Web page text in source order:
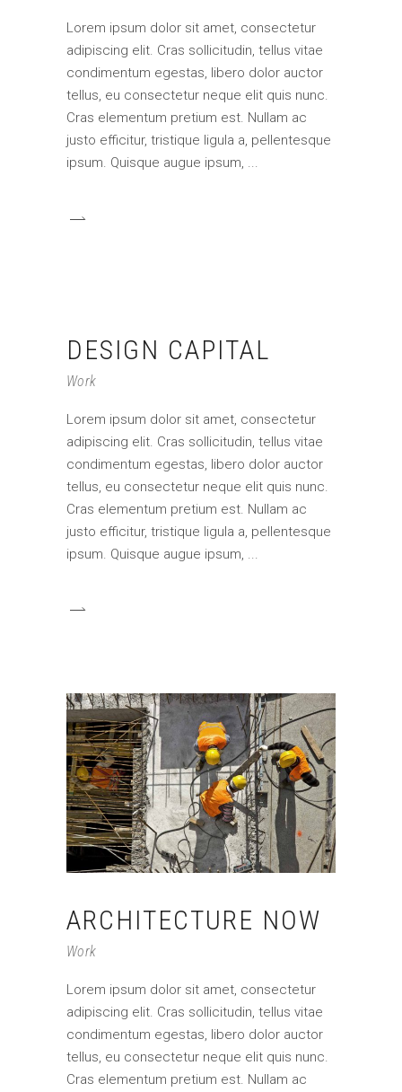
Lorem ipsum dolor sit amet, consectetur
adipiscing elit. Cras sollicitudin, tellus vitae
condimentum egestas, libero dolor auctor
tellus, eu consectetur neque elit quis nunc.
Cras elementum pretium est. Nullam ac
justo efficitur, tristique ligula a, pellentesque
ipsum. Quisque augue ipsum,
DESIGN CAPITAL
Work
Lorem ipsum dolor sit amet, consectetur
adipiscing elit. Cras sollicitudin, tellus vitae
condimentum egestas, libero dolor auctor
tellus, eu consectetur neque elit quis nunc.
Cras elementum pretium est. Nullam ac
justo efficitur, tristique ligula a, pellentesque
ipsum. Quisque augue ipsum,
ARCHITECTURE NOW
Work
Lorem ipsum dolor sit amet, consectetur
adipiscing elit. Cras sollicitudin, tellus vitae
condimentum egestas, libero dolor auctor
tellus, eu consectetur neque elit quis nunc.
Cras elementum pretium est. Nullam ac